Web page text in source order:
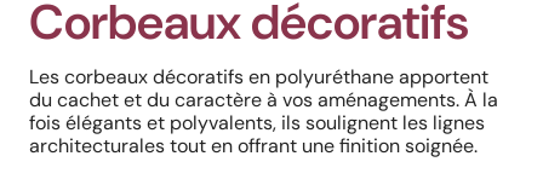
Corbeaux décoratifs
Les corbeaux décoratifs en polyuréthane apportent
du cachet et du caractère à vos aménagements. À la
fois élégants et polyvalents, ils soulignent les lignes
architecturales tout en offrant une finition soignée.